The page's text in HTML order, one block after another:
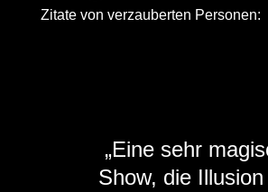
Zitate von verzauberten Personen:
„Eine sehr
Show, die